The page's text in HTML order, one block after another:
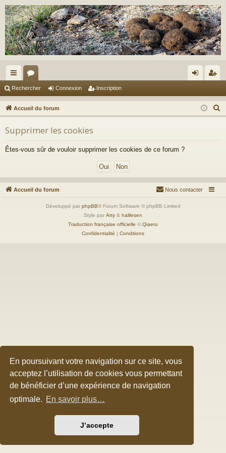
En poursuivant votre navigation sur ce site, vous
acceptez l’utilisation de cookies vous permettant
de bénéficier d’une expérience de navigation
optimale. En savoir plus…
J’accepte
ac
co
ur
ci
s
or
u
m
s
ne
xi
cri
pti
Rechercher Connexion Inscription
Accueil du forum
e
Supprimer les cookies
Êtes-vous sûr de vouloir supprimer les cookies de ce forum ?
Accueil du forum Nous contacter
Développé par phpBB® Forum Software © phpBB Limited
Style par Arty & halilesen
Traduction française officielle © Qiaeru
Confidentialité | Conditions